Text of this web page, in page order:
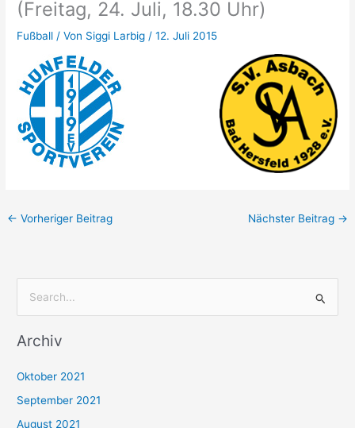
(Freitag, 24. Juli, 18.30 Uhr)
Fußball / Von Siggi Larbig /12. Juli 2015
← Vorheriger Beitrag Nächster Beitrag →
c
n
Archiv
Oktober 2021
September 2021
August 2021